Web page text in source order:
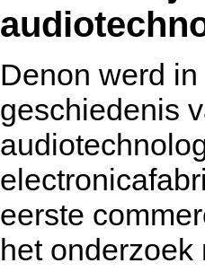
Denon werd
geschiedenis
eerste
het